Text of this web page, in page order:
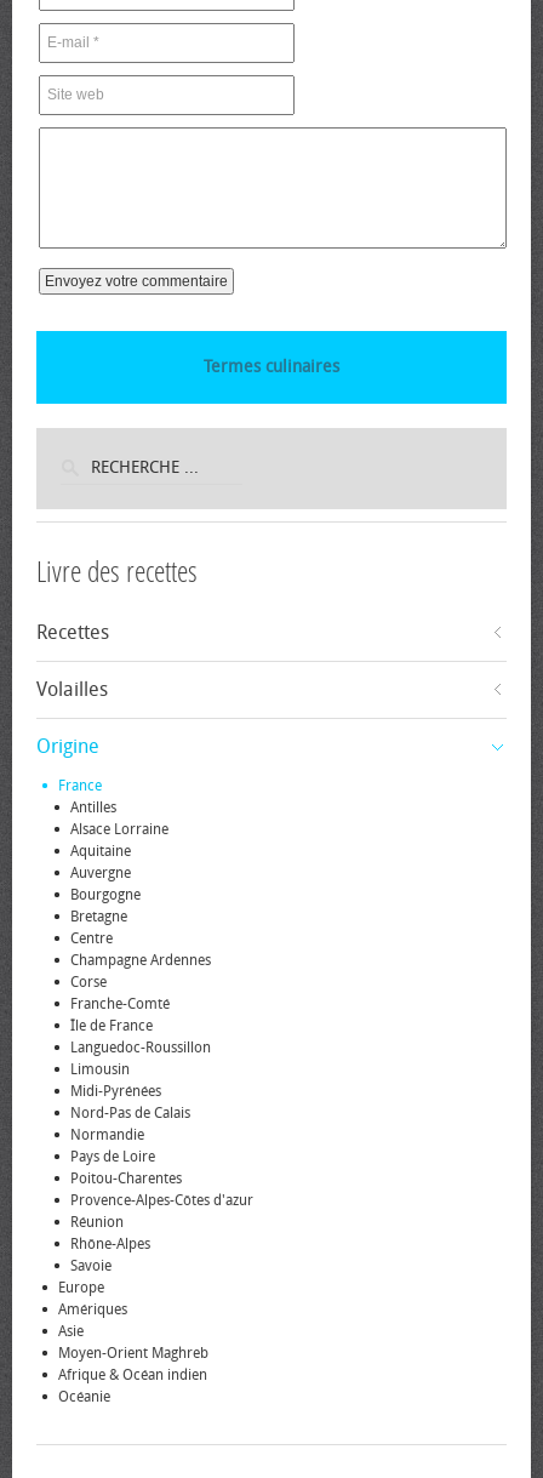
Termes culinaires
Livre des recettes
Recettes
Volailles
Origine
France
Antilles
Alsace Lorraine
Aquitaine
Auvergne
Bourgogne
Bretagne
Centre
Champagne Ardennes
Corse
Franche-Comté
Île de France
Languedoc-Roussillon
Limousin
Midi-Pyrénées
Nord-Pas de Calais
Normandie
Pays de Loire
Poitou-Charentes
Provence-Alpes-Côtes d'azur
Réunion
Rhône-Alpes
Savoie
Europe
Amériques
Asie
Moyen-Orient Maghreb
Afrique & Océan indien
Océanie